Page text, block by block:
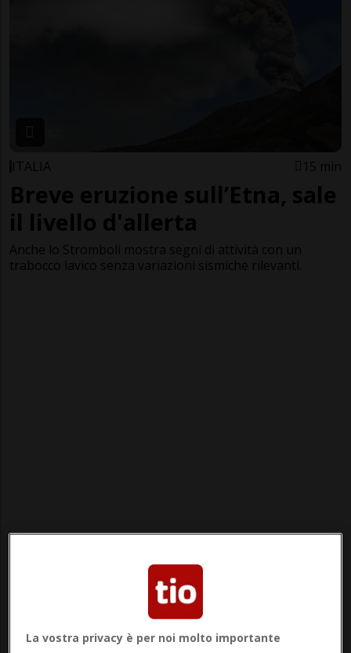
ITALIA 15 min
Breve eruzione sull’Etna, sale
il livello d'allerta
Anche lo Stromboli mostra segni di attività con un
trabocco lavico senza variazioni sismiche rilevanti.
La vostra privacy è per noi molto importante